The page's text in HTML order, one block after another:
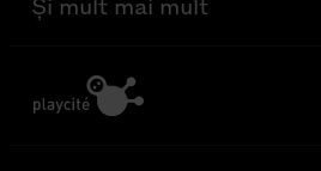
Și mult mai mult